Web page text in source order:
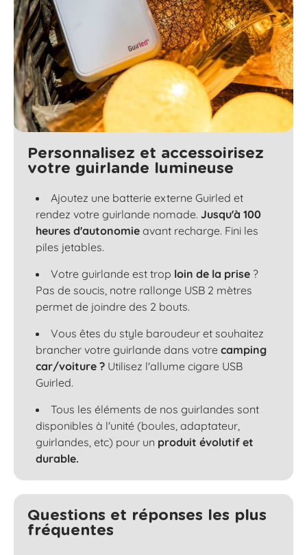
Personnalisez et accessoirisez
votre guirlande lumineuse
Ajoutez une batterie externe Guirled et
rendez votre guirlande nomade. Jusqu'à 100
heures d'autonomie avant recharge. Fini les
piles jetables.
Votre guirlande est trop loin de la prise ?
Pas de soucis, notre rallonge USB 2 mètres
permet de joindre des 2 bouts.
Vous êtes du style baroudeur et souhaitez
brancher votre guirlande dans votre camping
car/voiture ? Utilisez l'allume cigare USB
Guirled.
Tous les éléments de nos guirlandes sont
disponibles à l'unité (boules, adaptateur,
guirlandes, etc) pour un produit évolutif et
durable.
Questions et réponses les plus
fréquentes​